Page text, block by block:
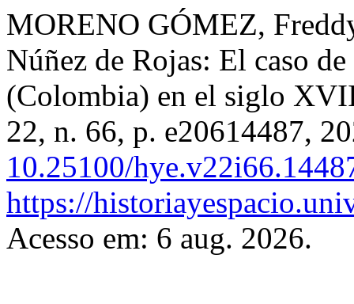
MORENO GÓMEZ,
Núñez de Rojas: El caso
(Colombia) en el siglo
22, n. 66, p. e20614487,
10.25100/
https://
Acesso em: 6 aug. 2026.